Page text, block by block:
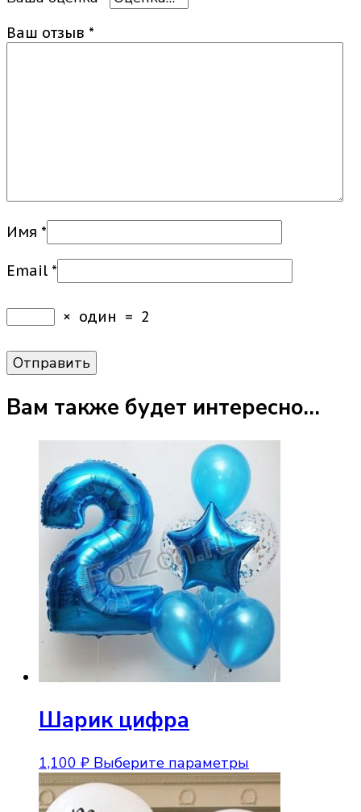
Ваш отзыв *
Имя *
Email *
× один = 2
Вам также будет интересно…
Шарик цифра
1,100 ₽ Выберите параметры
товар
имеет